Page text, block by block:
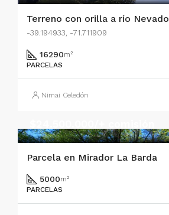
Terreno con orilla a río Nevado
-39.194933, -71.711909
16290m²
PARCELAS
Nimai Celedón
Parcela en Mirador La Barda
5000m²
PARCELAS